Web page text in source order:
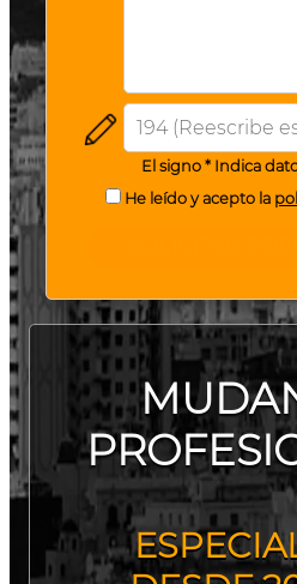
El signo * Indica
He leído y acepto la